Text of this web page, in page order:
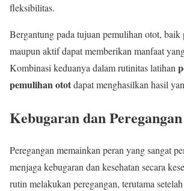
fleksibilitas.
Bergantung pada tujuan pemulihan otot, baik
maupun aktif dapat memberikan manfaat
Kombinasi keduanya dalam rutinitas latihan
pemulihan ototdapat menghasilkan hasil
Kebugaran dan Peregangan
Peregangan memainkan peran yang sangat
menjaga kebugaran dan kesehatan secara
rutin melakukan peregangan, terutama